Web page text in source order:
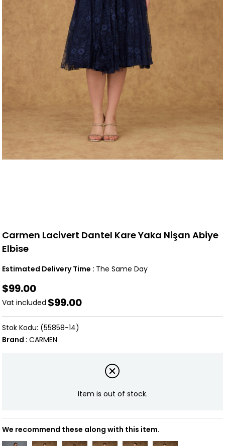
Carmen Lacivert Dantel Kare Yaka Nişan Abiye
Elbise
Estimated Delivery Time : The Same Day
$99.00
Vat included $99.00
(55858-14)
Brand : CARMEN
Item is out of stock.
We recommend these along with this item.